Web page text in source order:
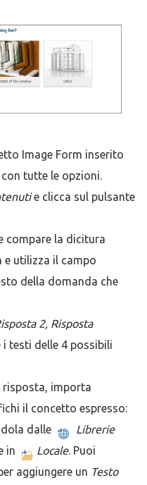
Image Form inserito
tutte le opzioni.
e clicca sul pulsante
compare la dicitura
e utilizza il campo
della domanda che
2, Risposta
i testi delle 4 possibili
risposta, importa
il concetto espresso:
dalle
Librerie
in Locale. Puoi
aggiungere un Testo